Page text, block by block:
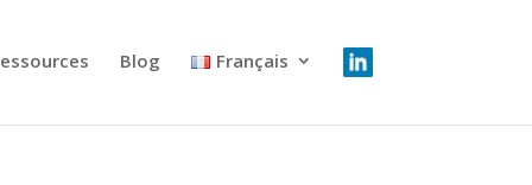
Blog Français